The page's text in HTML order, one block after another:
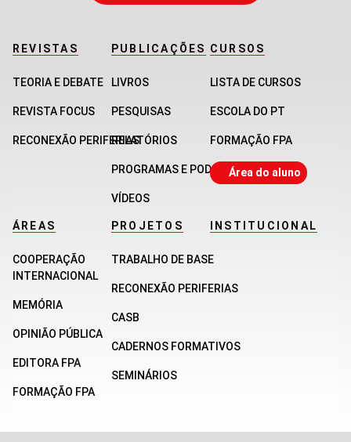
REVISTAS
TEORIA E DEBATE
REVISTA FOCUS
RECONEXÃO PERIFERIAS
PUBLICAÇÕES
LIVROS
PESQUISAS
RELATÓRIOS
PROGRAMAS E PODCASTS
VÍDEOS
CURSOS
LISTA DE CURSOS
ESCOLA DO PT
FORMAÇÃO FPA
Área do aluno
ÁREAS
COOPERAÇÃO
INTERNACIONAL
MEMÓRIA
OPINIÃO PÚBLICA
EDITORA FPA
FORMAÇÃO FPA
PROJETOS
TRABALHO DE BASE
RECONEXÃO PERIFERIAS
CASB
CADERNOS FORMATIVOS
SEMINÁRIOS
INSTITUCIONAL